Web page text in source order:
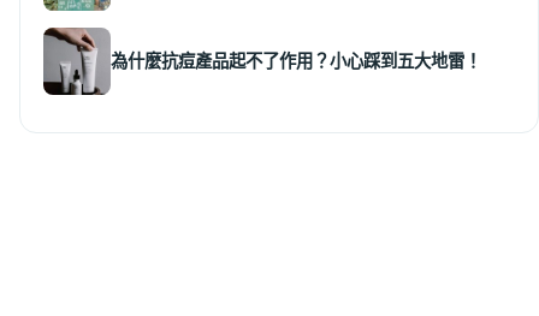
為什麼抗痘產品起不了作用？小心踩到五大地雷！